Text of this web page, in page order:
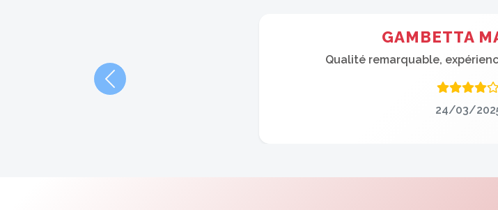
GAMBETTA
Qualité remarquable,
24/03/
Précédent